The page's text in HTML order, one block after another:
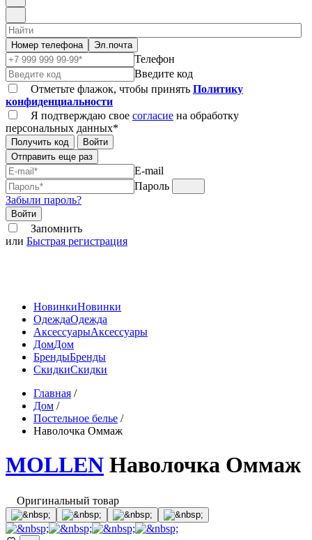
Номер телефона Эл.почта
Телефон
Введите код
Отметьте флажок, чтобы принять Политику
конфиденциальности
Я подтверждаю свое согласие на обработку
персональных данных*
Получить код
Войти
Отправить еще раз
E-mail
Пароль
Забыли пароль?
Войти
Запомнить
или Быстрая регистрация
НовинкиНовинки
ОдеждаОдежда
АксессуарыАксессуары
ДомДом
БрендыБренды
СкидкиСкидки
Главная /
Дом /
Постельное белье /
Наволочка Оммаж
MOLLEN Наволочка Оммаж
Оригинальный товар